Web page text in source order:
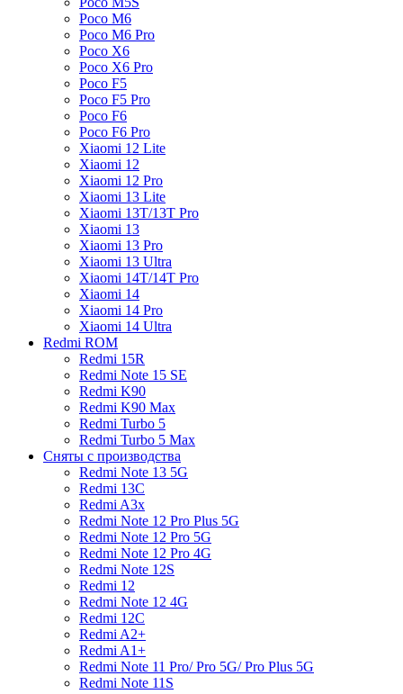
Poco M6
Poco M6 Pro
Poco X6
Poco X6 Pro
Poco F5
Poco F5 Pro
Poco F6
Poco F6 Pro
Xiaomi 12 Lite
Xiaomi 12
Xiaomi 12 Pro
Xiaomi 13 Lite
Xiaomi 13T/13T Pro
Xiaomi 13
Xiaomi 13 Pro
Xiaomi 13 Ultra
Xiaomi 14T/14T Pro
Xiaomi 14
Xiaomi 14 Pro
Xiaomi 14 Ultra
Redmi ROM
Redmi 15R
Redmi Note 15 SE
Redmi K90
Redmi K90 Max
Redmi Turbo 5
Redmi Turbo 5 Max
Сняты с производства
Redmi Note 13 5G
Redmi 13C
Redmi A3x
Redmi Note 12 Pro Plus 5G
Redmi Note 12 Pro 5G
Redmi Note 12 Pro 4G
Redmi Note 12S
Redmi 12
Redmi Note 12 4G
Redmi 12C
Redmi A2+
Redmi A1+
Redmi Note 11 Pro/ Pro 5G/ Pro Plus 5G
Redmi Note 11S